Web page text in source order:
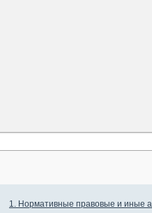
1. Нормативные правовые и иные